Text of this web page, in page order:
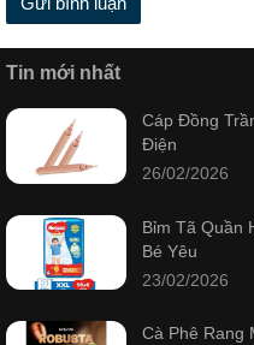
Tin mới nhất
Cáp Đồng
Điện
26/02/2026
Bỉm Tã Quần
Bé Yêu
23/02/2026
Cà Phê Rang